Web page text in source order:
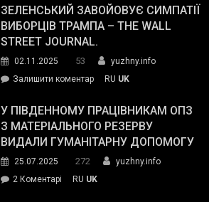
ЗЕЛЕНСЬКИЙ ЗАВОЙОВУЄ СИМПАТІЇ
ВИБОРЦІВ ТРАМПА – THE WALL
STREET JOURNAL.
02.11.2025 53
yuzhny.info
Залишити коментарon
завойовує
симпатії
виборців
The
RU UK
У ПІВДЕННОМУ ПРАЦІВНИКАМ ОПЗ
З МАТЕРІАЛЬНОГО РЕЗЕРВУ
ВИДАЛИ ГУМАНІТАРНУ ДОПОМОГУ
25.07.2025 272
yuzhny.info
2 Коментарі
RU UK